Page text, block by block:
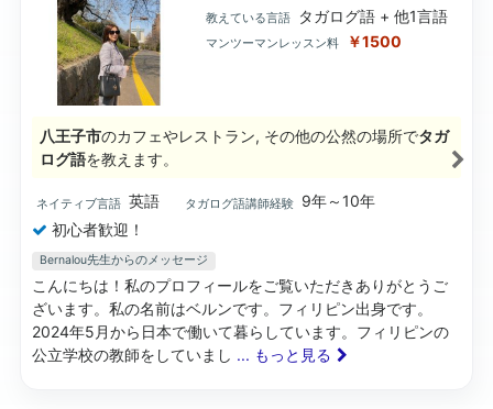
教えている言語 タガログ語 + 他1言語
マンツーマンレッスン料 ￥1500
八王子市のカフェやレストラン, その他の公然の場所でタガ
ログ語を教えます。
ネイティブ言語 英語 タガログ語講師経験
9年～10年
初心者歓迎！
Bernalou先生からのメッセージ
こんにちは！私のプロフィールをご覧いただきありがとうご
ざいます。私の名前はベルンです。フィリピン出身です。
2024年5月から日本で働いて暮らしています。フィリピンの
公立学校の教師をしていまし ... もっと見る